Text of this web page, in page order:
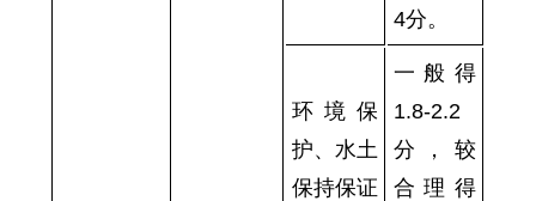
4分。
环境保
护、水土
保持保证
一般得
1.8-2.2
分，较
合理得